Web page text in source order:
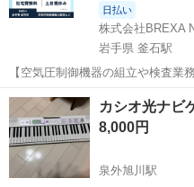
日払い
株式会社BREXA
岩手県 釜石駅
【空気圧制御機器の組立や検査業
カー通勤OK＆工場敷地内に無料駐車場あり 人気の工
気圧制御機器（シリンダ、バルブ
出荷業務◇ ＊大手メーカー...
岩手 釜石市 釜石駅 そ
カシオ光ナビ
8,000円
泉外旭川駅